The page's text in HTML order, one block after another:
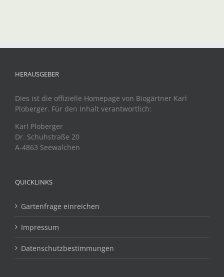
HERAUSGEBER
Dies ist die offizielle Homepage von Biogärtner Karl
Ploberger. Für den Inhalt verantwortlich:
Karl Ploberger
Dr. Schuhstraße 20
A-4863 Seewalchen
QUICKLINKS
Gartenfrage einreichen
Impressum
Datenschutzbestimmungen